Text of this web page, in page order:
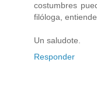
costumbres
filóloga,
Un saludote.
Responder